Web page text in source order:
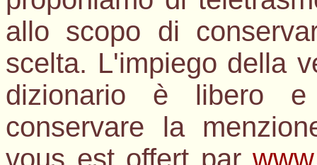
allo scopo di
scelta. L'impiego della
dizionario è libero
conservare la
vous est offert par